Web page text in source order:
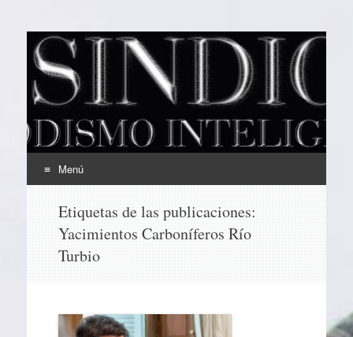
EL SINDICAL
Periodismo Inteligente
Menú
contenido
Etiquetas de las publicaciones:
Yacimientos Carboníferos Río
Turbio